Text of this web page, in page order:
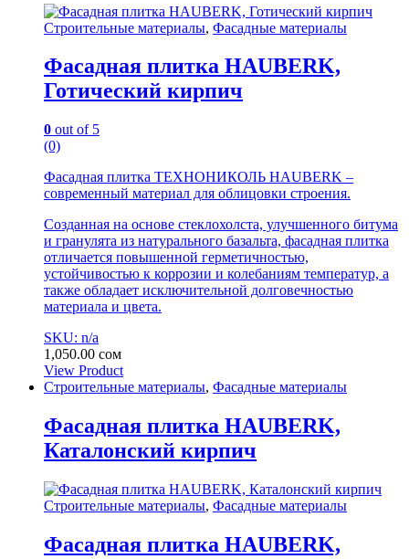
Строительные материалы, Фасадные материалы
Фасадная плитка HAUBERK,
Готический кирпич
0 out of 5
(0)
Фасадная плитка ТЕХНОНИКОЛЬ HAUBERK –
современный материал для облицовки строения.
Созданная на основе стеклохолста, улучшенного битума
и гранулята из натурального базальта, фасадная плитка
отличается повышенной герметичностью,
устойчивостью к коррозии и колебаниям температур, а
также обладает исключительной долговечностью
материала и цвета.
SKU: n/a
1,050.00 сом
View Product
Строительные материалы, Фасадные материалы
Фасадная плитка HAUBERK,
Каталонский кирпич
Строительные материалы, Фасадные материалы
Фасадная плитка HAUBERK,